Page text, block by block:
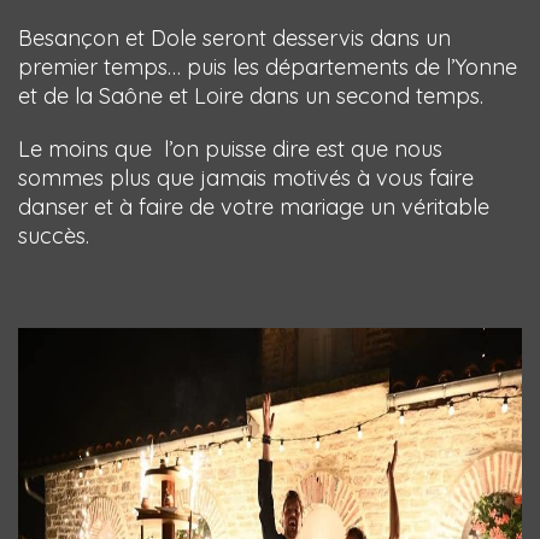
Besançon et Dole seront desservis dans un
premier temps… puis les départements de l’Yonne
et de la Saône et Loire dans un second temps.
Le moins que l’on puisse dire est que nous
sommes plus que jamais motivés à vous faire
danser et à faire de votre mariage un véritable
succès.